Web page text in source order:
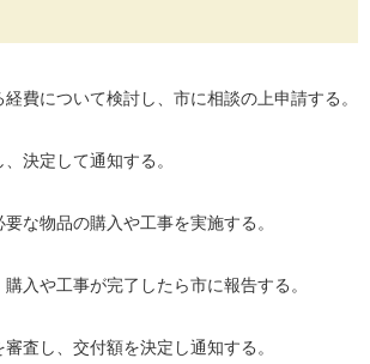
費について検討し、市に相談の上申請する。
決定して通知する。
な物品の購入や工事を実施する。
入や工事が完了したら市に報告する。
査し、交付額を決定し通知する。